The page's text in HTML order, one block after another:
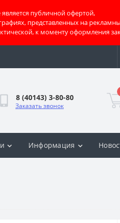
публичной офертой,
представленных на
к моменту оформления
8 (40143) 3-80-80
Заказать звонок
Информация